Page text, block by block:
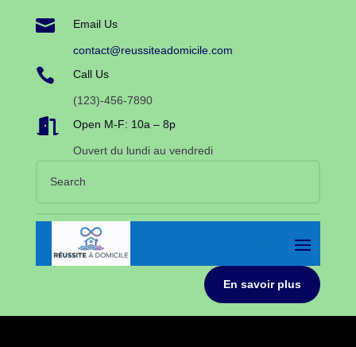
 Email Us
contact@reussiteadomicile.com
 Call Us
(123)-456-7890
 Open M-F: 10a – 8p
Ouvert du lundi au vendredi
En savoir plus